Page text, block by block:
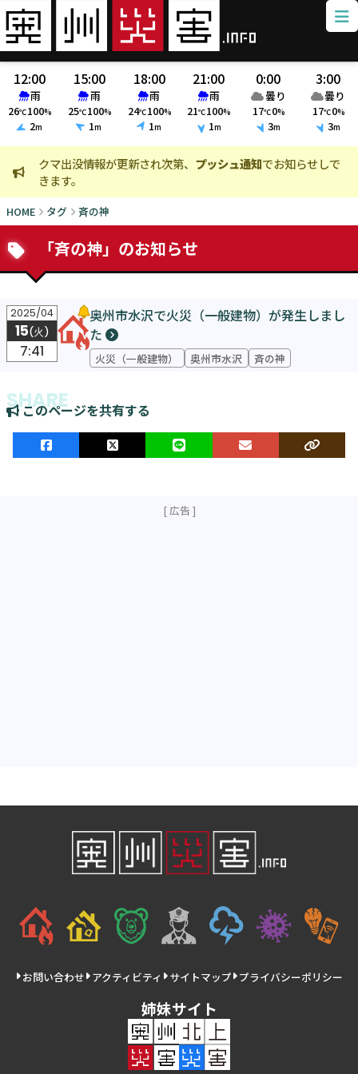
12:00
雨
26℃100%
2m
15:00
雨
25℃100%
1m
18:00
雨
24℃100%
1m
21:00
雨
21℃100%
1m
0:00
曇り
17℃0%
3m
3:00
曇り
17℃0%
3m
クマ出没情報が更新され次第、 プッシュ通知でお知らせしで
きます。
HOME タグ 斉の神
「斉の神」のお知らせ
2025/04
15(火)
7:41
奥州市水沢で火災（一般建物）が発生しまし
た
火災（一般建物） 奥州市水沢 斉の神
このページを共有する
お問い合わせ アクティビティ サイトマップ プライバシーポリシー
姉妹サイト